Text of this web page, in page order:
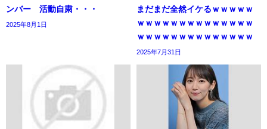
ンバー 活動自粛・・・
2025年8月1日
まだまだ全然イケるｗｗｗｗｗ
ｗｗｗｗｗｗｗｗｗｗｗｗｗｗ
ｗｗｗｗｗｗｗｗｗｗｗｗｗｗ
2025年7月31日